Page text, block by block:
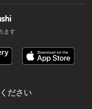
ます
ださい